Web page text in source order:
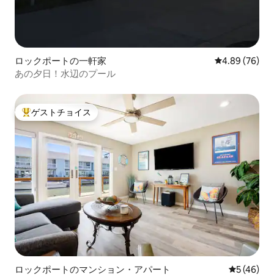
ロックポートの一軒家 レビュー76
4.89 (76)
あの夕日！水辺のプール
大好評のゲストチョイスです。
ゲストチョイス
ロックポートのマンション・アパート レビュー
5 (46)